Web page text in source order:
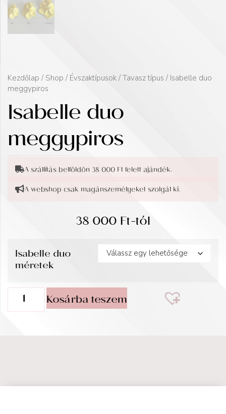
Kezdőlap / Shop / Évszaktípusok / Tavasz típus / Isabelle duo
meggypiros
Isabelle duo
meggypiros
A szállítás belföldön 38 000 Ft felett ajándék.
A webshop csak magánszemélyeket szolgál ki.
38 000Ft-tól
Isabelle duo
méretek
Kosárba teszem